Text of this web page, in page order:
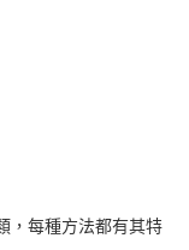
，每種方法都有其特